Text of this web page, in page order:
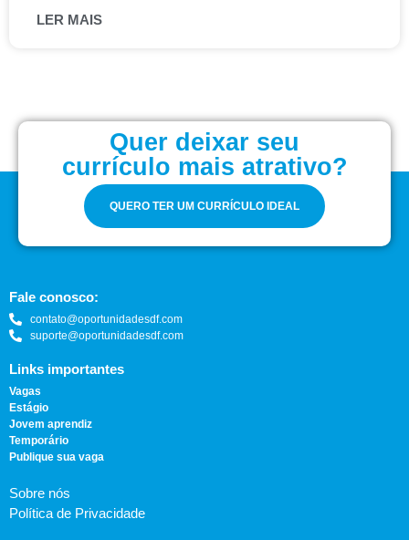
LER MAIS
Quer deixar seu
currículo mais atrativo?
QUERO TER UM CURRÍCULO IDEAL
Fale conosco:
contato@oportunidadesdf.com
suporte@oportunidadesdf.com
Links importantes
Vagas
Estágio
Jovem aprendiz
Temporário
Publique sua vaga
Sobre nós
Política de Privacidade